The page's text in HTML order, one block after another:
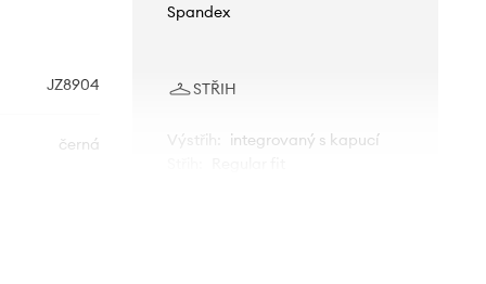
JZ8904
černá
Spandex
STŘIH
Výstřih
integrovaný s kapucí